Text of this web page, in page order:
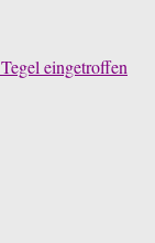
eingetroffen